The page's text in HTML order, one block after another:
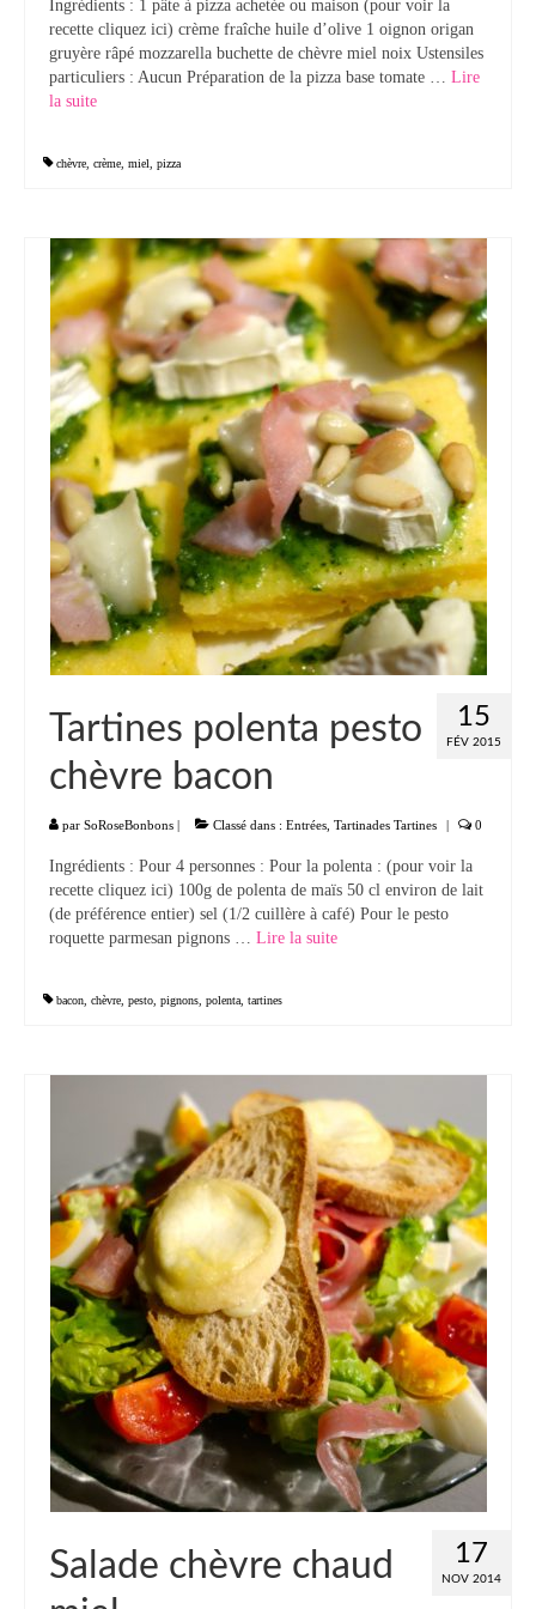
Tartes Pizzas Croq’
Viandes
Cakes Cheesecakes Pancakes
Caramel Compotes Confitures
Clafoutis Crèmes Flans
Crumbles Gâteaux secs Sablés
Friandises Mignardises
Gâteaux Tartes
Panna cotta Tiramisu
Divers desserts
Sauces
Boissons
Sans alcool
Cocktails
A propos
Accueil
Ingrédients : 1 pâte à pizza achetée ou maison (pour voir la
recette cliquez ici) crème fraîche huile d’olive 1 oignon origan
gruyère râpé mozzarella buchette de chèvre miel noix Ustensiles
particuliers : Aucun Préparation de la pizza base tomate … Lire
la suite­­
chèvre crème miel pizza
15
FÉV 2015
Tartines polenta pesto
chèvre bacon
par SoRoseBonbons | Classé dans : Entrées Tartinades Tartines | 0
Ingrédients : Pour 4 personnes : Pour la polenta : (pour voir la
recette cliquez ici) 100g de polenta de maïs 50 cl environ de lait
(de préférence entier) sel (1/2 cuillère à café) Pour le pesto
roquette parmesan pignons … Lire la suite­­
bacon chèvre pesto pignons polenta tartines
17
NOV 2014
Salade chèvre chaud